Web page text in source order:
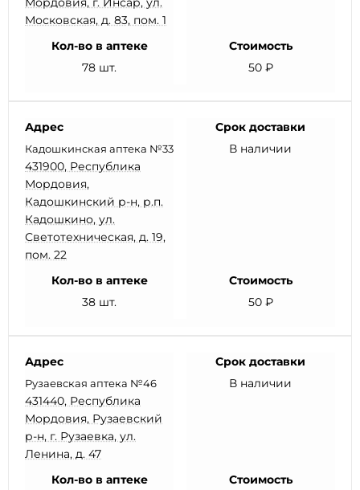
Московская, д. 83, пом. 1
Кол-во в аптеке
78 шт.
Стоимость
50 ₽
Адрес
Кадошкинская аптека №33
431900, Республика
Мордовия,
Кадошкинский р-н, р.п.
Кадошкино, ул.
Светотехническая, д. 19,
пом. 22
Срок доставки
В наличии
Кол-во в аптеке
38 шт.
Стоимость
50 ₽
Адрес
Рузаевская аптека №46
431440, Республика
Мордовия, Рузаевский
р-н, г. Рузаевка, ул.
Ленина, д. 47
Срок доставки
В наличии
Кол-во в аптеке
Стоимость